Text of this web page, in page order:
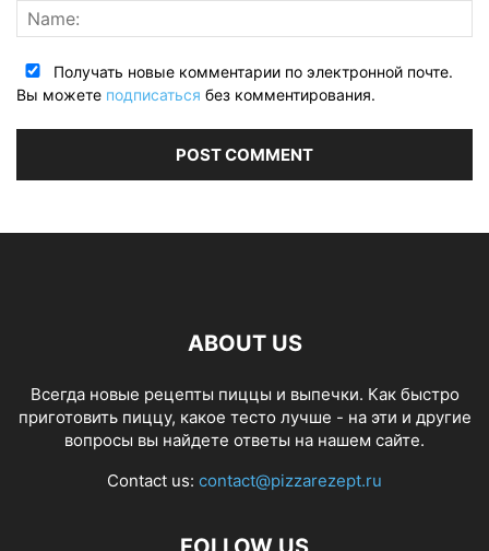
Получать новые комментарии по электронной почте.
Вы можете подписаться без комментирования.
ABOUT US
Всегда новые рецепты пиццы и выпечки. Как быстро
приготовить пиццу, какое тесто лучше - на эти и другие
вопросы вы найдете ответы на нашем сайте.
Contact us: contact@pizzarezept.ru